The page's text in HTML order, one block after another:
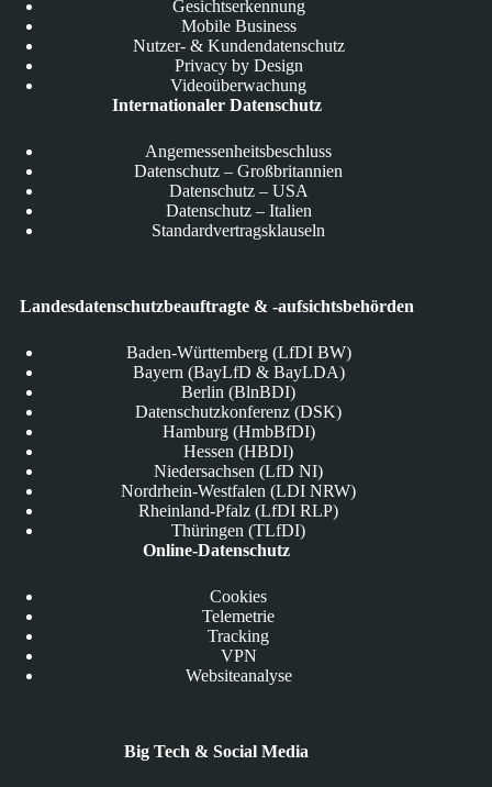
Gesichtserkennung
Mobile Business
Nutzer- & Kundendatenschutz
Privacy by Design
Videoüberwachung
Internationaler Datenschutz
Angemessenheitsbeschluss
Datenschutz – Großbritannien
Datenschutz – USA
Datenschutz – Italien
Standardvertragsklauseln
Landesdatenschutzbeauftragte & -aufsichtsbehörden
Baden-Württemberg (LfDI BW)
Bayern (BayLfD & BayLDA)
Berlin (BlnBDI)
Datenschutzkonferenz (DSK)
Hamburg (HmbBfDI)
Hessen (HBDI)
Niedersachsen (LfD NI)
Nordrhein-Westfalen (LDI NRW)
Rheinland-Pfalz (LfDI RLP)
Thüringen (TLfDI)
Online-Datenschutz
Cookies
Telemetrie
Tracking
VPN
Websiteanalyse
Big Tech & Social Media